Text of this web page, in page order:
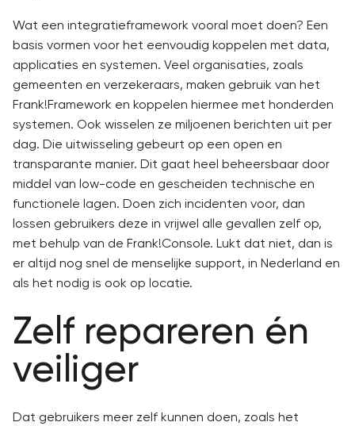
Wat een integratieframework vooral moet doen? Een
basis vormen voor het eenvoudig koppelen met data,
applicaties en systemen. Veel organisaties, zoals
gemeenten en verzekeraars, maken gebruik van het
Frank!Framework en koppelen hiermee met honderden
systemen. Ook wisselen ze miljoenen berichten uit per
dag. Die uitwisseling gebeurt op een open en
transparante manier. Dit gaat heel beheersbaar door
middel van low-code en gescheiden technische en
functionele lagen. Doen zich incidenten voor, dan
lossen gebruikers deze in vrijwel alle gevallen zelf op,
met behulp van de Frank!Console. Lukt dat niet, dan is
er altijd nog snel de menselijke support, in Nederland en
als het nodig is ook op locatie.
Zelf repareren én
veiliger
Dat gebruikers meer zelf kunnen doen, zoals het